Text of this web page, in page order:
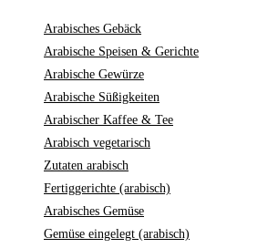
Arabisches Gebäck
Arabische Speisen & Gerichte
Arabische Gewürze
Arabische Süßigkeiten
Arabischer Kaffee & Tee
Arabisch vegetarisch
Zutaten arabisch
Fertiggerichte (arabisch)
Arabisches Gemüse
Gemüse eingelegt (arabisch)